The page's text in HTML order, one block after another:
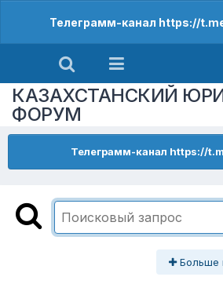
Телеграмм-канал https://
КАЗАХСТАНСКИЙ
ФОРУМ
Телеграмм-канал https://
Больше